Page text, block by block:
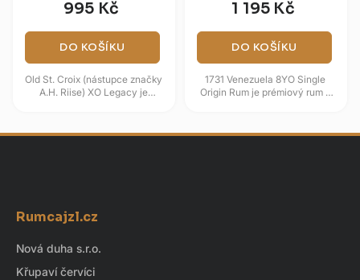
995 Kč
DO KOŠÍKU
Old St. Croix (nástupce značky
A.H. Riise) XO Legacy je
značky...
1 195 Kč
DO KOŠÍKU
1731 Venezuela 8YO Single
Origin Rum je prémiový rum s
lahvovaný...
Rumcajzl.cz
Nová duha s.r.o.
Křupaví červíci